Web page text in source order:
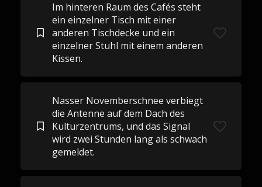
Im hinteren Raum des Cafés steht
ein einzelner Tisch mit einer
anderen Tischdecke und ein
einzelner Stuhl mit einem anderen
Kissen.
Nasser Novemberschnee verbiegt
die Antenne auf dem Dach des
Kulturzentrums, und das Signal
wird zwei Stunden lang als schwach
gemeldet.